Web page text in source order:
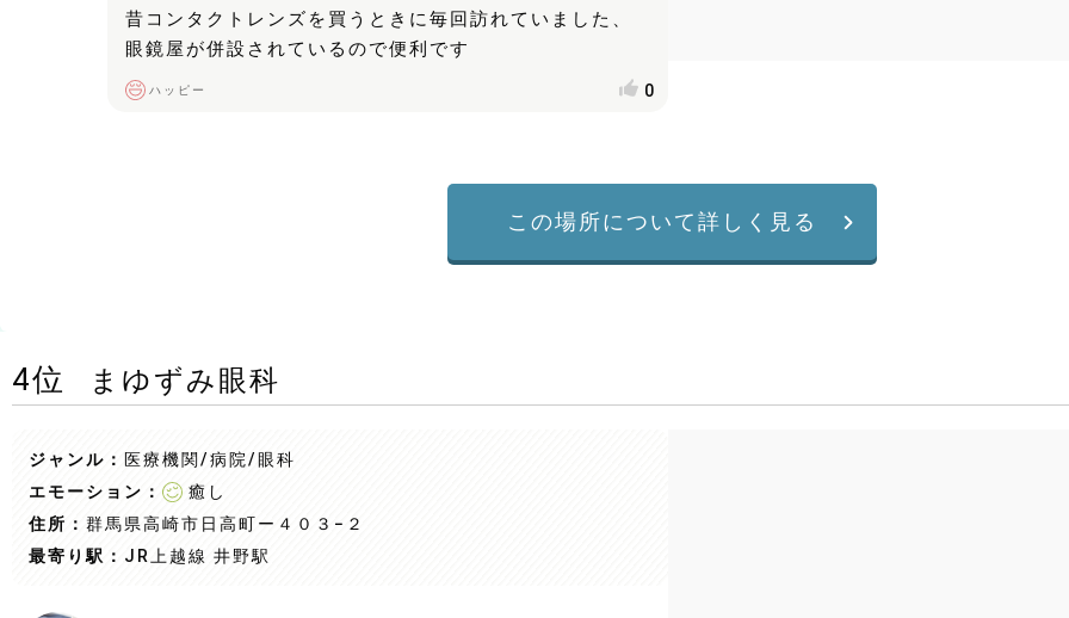
昔コンタクトレンズを買うときに毎回訪れていました、
眼鏡屋が併設されているので便利です
ハッピー 0
この場所について詳しく見る
4位 まゆずみ眼科
ジャンル： 医療機関/病院/眼科
エモーション：
癒し
住所： 群馬県高崎市日高町ー４０３−２
最寄り駅： JR上越線 井野駅